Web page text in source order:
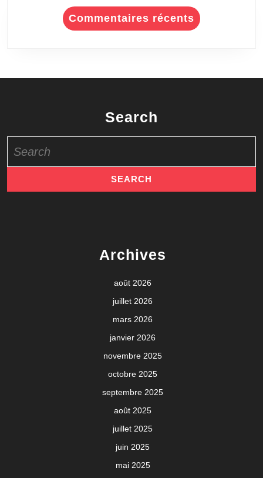
Commentaires récents
Search
for:
Archives
août 2026
juillet 2026
mars 2026
janvier 2026
novembre 2025
octobre 2025
septembre 2025
août 2025
juillet 2025
juin 2025
mai 2025